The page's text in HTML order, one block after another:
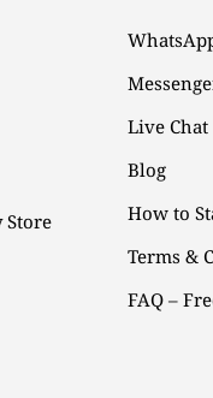
Live Chat
Blog
How to
Terms &
FAQ –